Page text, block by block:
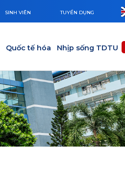
SINH VIÊN TUYỂN DỤNG
Quốc tế hóa Nhịp sống TDTU